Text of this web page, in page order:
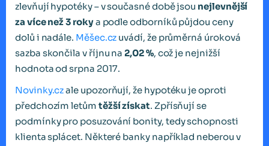
zlevňují hypotéky – v současné době jsou nejlevnější
za více než 3 rokya podle odborníků půjdou ceny
dolů i nadále. Měšec.cz uvádí, že průměrná úroková
sazba skončila v říjnu na 2,02 %, což je nejnižší
hodnota od srpna 2017.
Novinky.czale upozorňují, že hypotéku je oproti
předchozím letům těžší získat. Zpřísňují se
podmínky pro posuzování bonity, tedy schopnosti
klienta splácet. Některé banky například neberou v